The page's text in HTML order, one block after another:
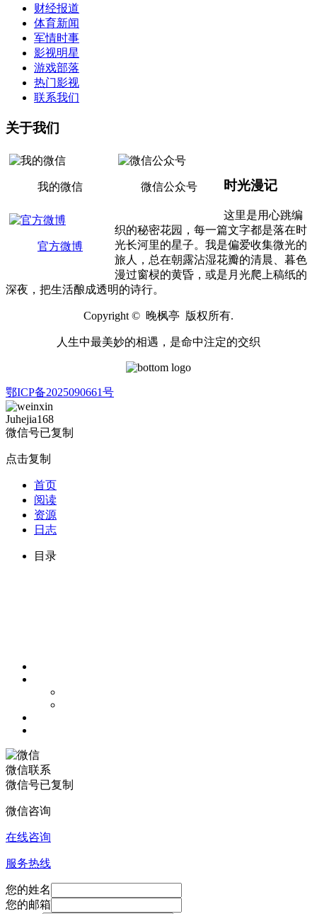
财经报道
体育新闻
军情时事
影视明星
游戏部落
热门影视
联系我们
关于我们
我的微信 微信公众号
官方微博
时光漫记
这里是用心跳编
织的秘密花园，每一篇文字都是落在时
光长河里的星子。我是偏爱收集微光的
旅人，总在朝露沾湿花瓣的清晨、暮色
漫过窗棂的黄昏，或是月光爬上稿纸的
深夜，把生活酿成透明的诗行。
Copyright © 晚枫亭 版权所有.
人生中最美妙的相遇，是命中注定的交织
鄂ICP备2025090661号
Juhejia168
微信号已复制
点击复制
首页
阅读
资源
日志
目录
微信联系
微信号已复制
微信咨询
在线咨询
服务热线
您的姓名
您的邮箱